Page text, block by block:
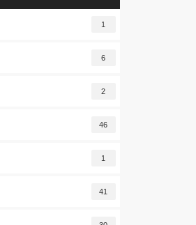
1
6
2
46
1
41